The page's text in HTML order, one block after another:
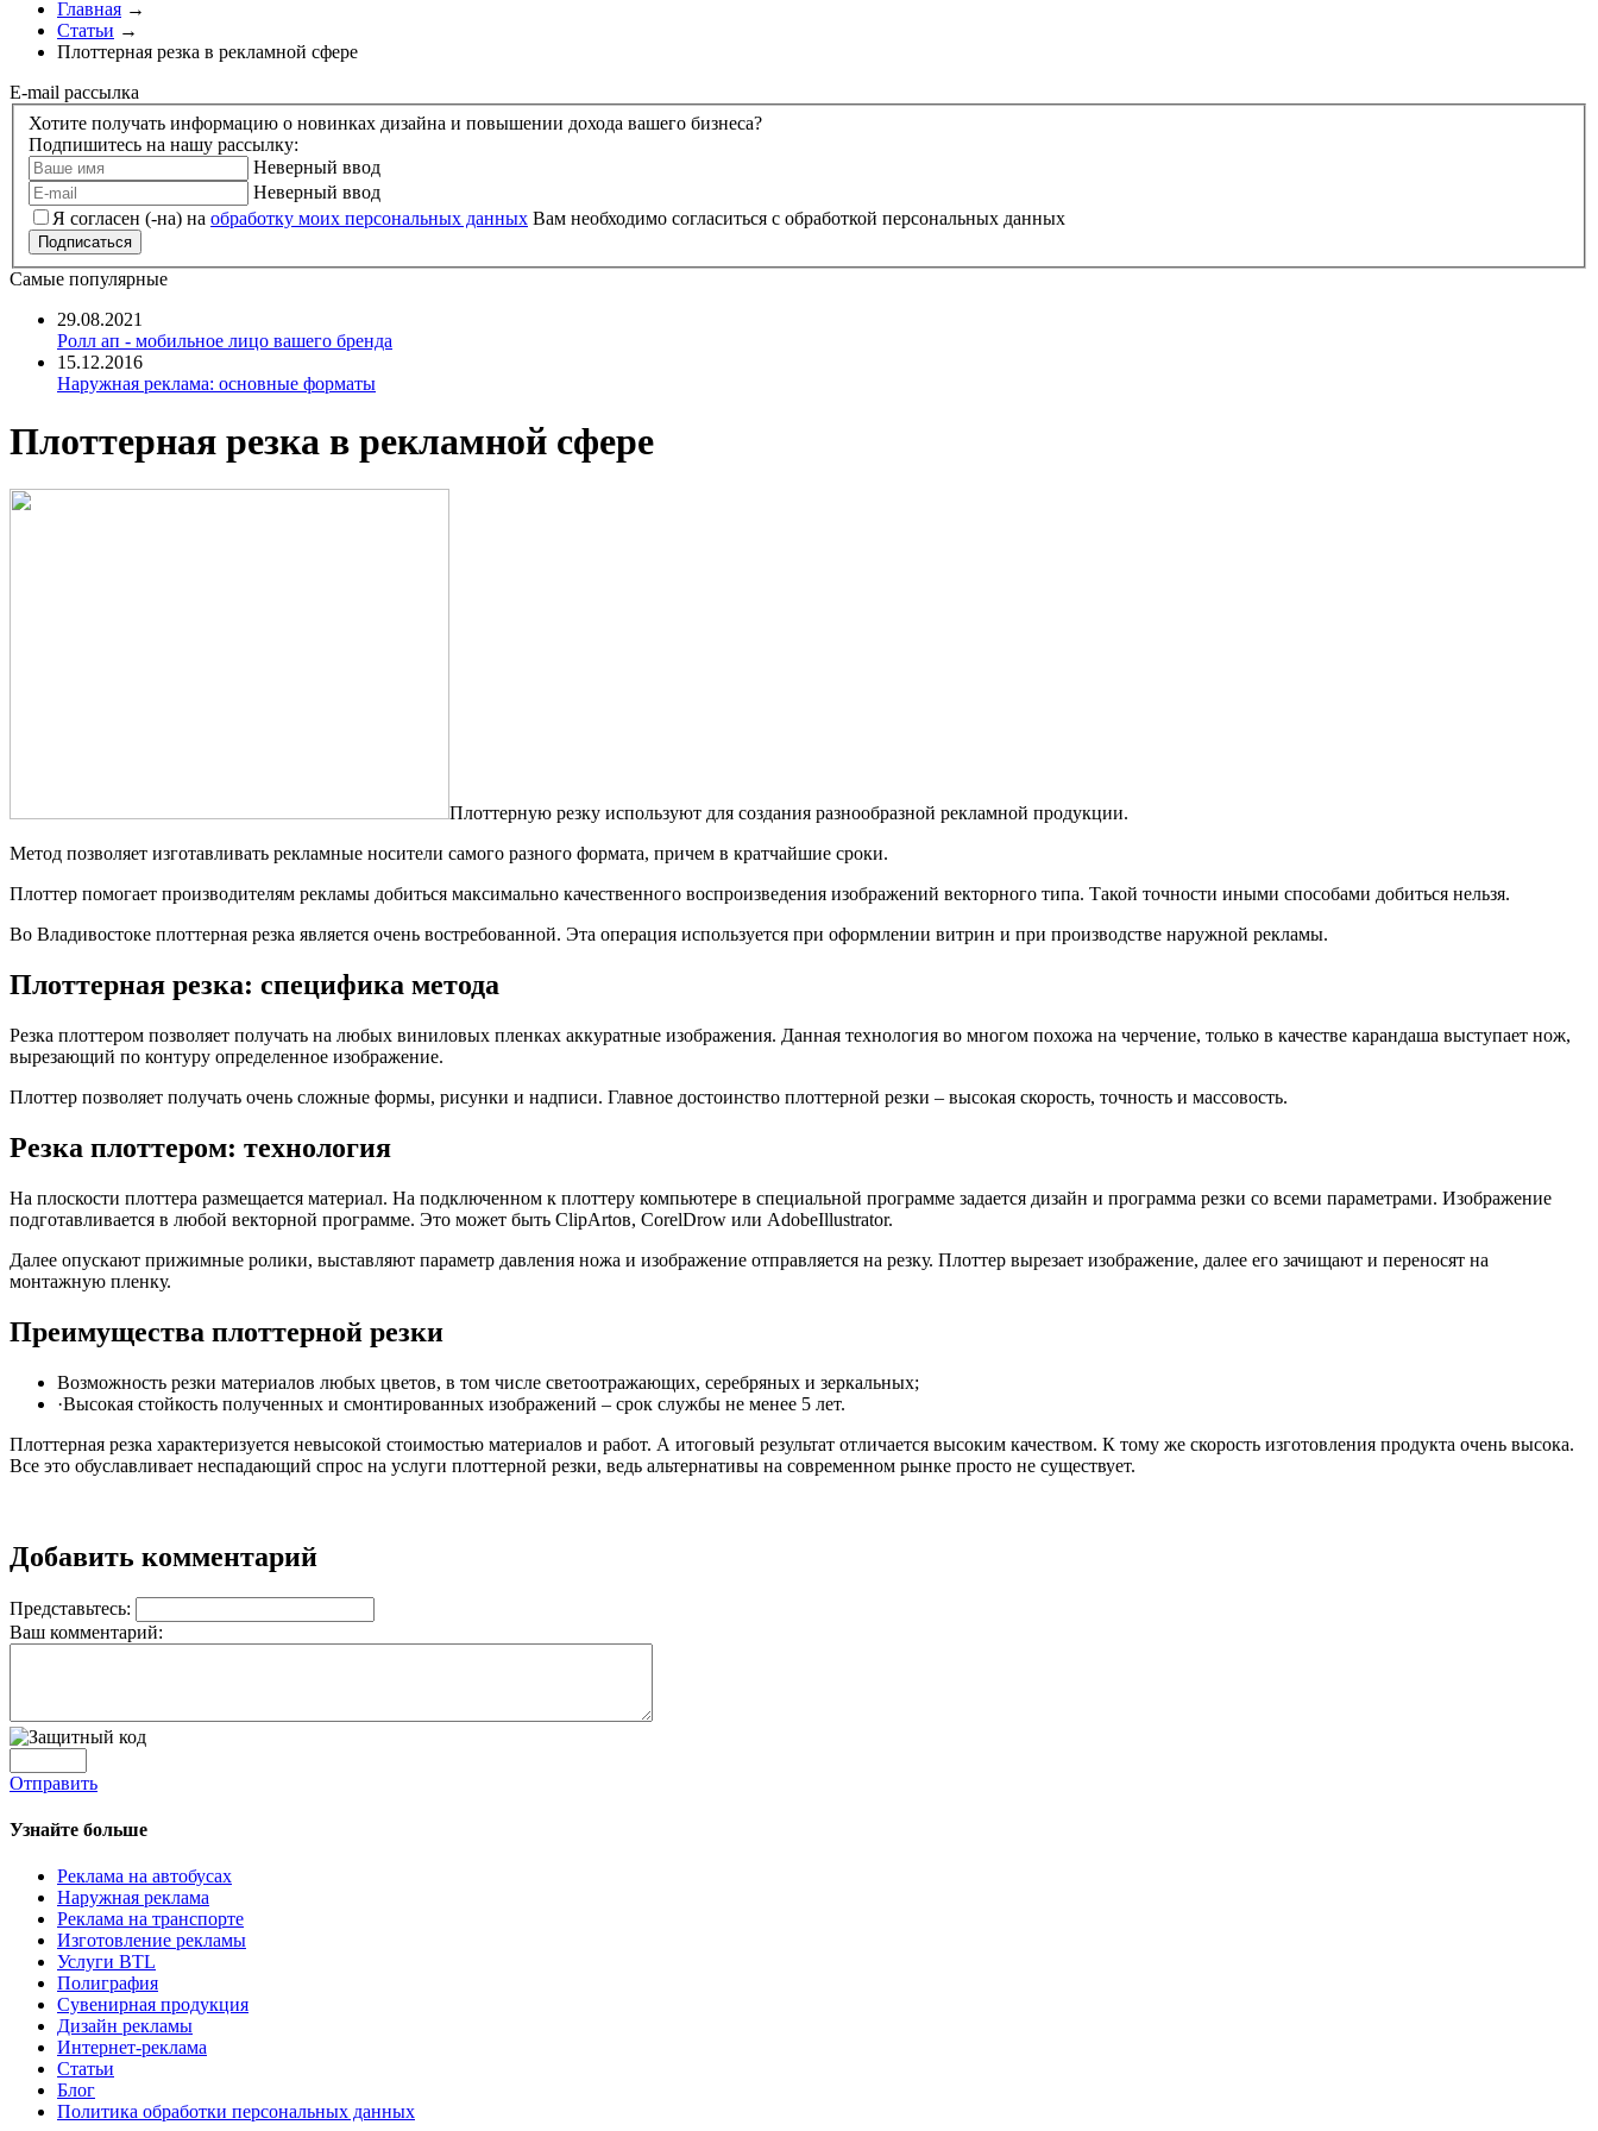
Главная →
Статьи →
Плоттерная резка в рекламной сфере
E-mail рассылка
Хотите получать информацию о новинках дизайна и повышении дохода вашего бизнеса?
Подпишитесь на нашу рассылку:
Неверный ввод
Неверный ввод
Я согласен (-на) на обработку моих персональных данных Вам необходимо согласиться с обработкой персональных данных
Самые популярные
29.08.2021
Ролл ап - мобильное лицо вашего бренда
15.12.2016
Наружная реклама: основные форматы
Плоттерная резка в рекламной сфере
Плоттерную резку используют для создания разнообразной рекламной продукции.
Метод позволяет изготавливать рекламные носители самого разного формата, причем в кратчайшие сроки.
Плоттер помогает производителям рекламы добиться максимально качественного воспроизведения изображений векторного типа. Такой точности иными способами добиться нельзя.
Во Владивостоке плоттерная резка является очень востребованной. Эта операция используется при оформлении витрин и при производстве наружной рекламы.
Плоттерная резка: специфика метода
Резка плоттером позволяет получать на любых виниловых пленках аккуратные изображения. Данная технология во многом похожа на черчение, только в качестве карандаша выступает нож,
вырезающий по контуру определенное изображение.
Плоттер позволяет получать очень сложные формы, рисунки и надписи. Главное достоинство плоттерной резки – высокая скорость, точность и массовость.
Резка плоттером: технология
На плоскости плоттера размещается материал. На подключенном к плоттеру компьютере в специальной программе задается дизайн и программа резки со всеми параметрами. Изображение
подготавливается в любой векторной программе. Это может быть ClipArtов, CorelDrow или AdobeIllustrator.
Далее опускают прижимные ролики, выставляют параметр давления ножа и изображение отправляется на резку. Плоттер вырезает изображение, далее его зачищают и переносят на
монтажную пленку.
Преимущества плоттерной резки
Возможность резки материалов любых цветов, в том числе светоотражающих, серебряных и зеркальных;
·Высокая стойкость полученных и смонтированных изображений – срок службы не менее 5 лет.
Плоттерная резка характеризуется невысокой стоимостью материалов и работ. А итоговый результат отличается высоким качеством. К тому же скорость изготовления продукта очень высока.
Все это обуславливает неспадающий спрос на услуги плоттерной резки, ведь альтернативы на современном рынке просто не существует.
Добавить комментарий
Представьтесь:
Ваш комментарий:
Отправить
Узнайте больше
Реклама на автобусах
Наружная реклама
Реклама на транспорте
Изготовление рекламы
Услуги BTL
Полиграфия
Сувенирная продукция
Дизайн рекламы
Интернет-реклама
Статьи
Блог
Политика обработки персональных данных